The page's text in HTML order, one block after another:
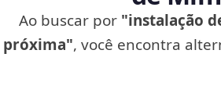
Ao buscar por "instalação
próxima", você encontra